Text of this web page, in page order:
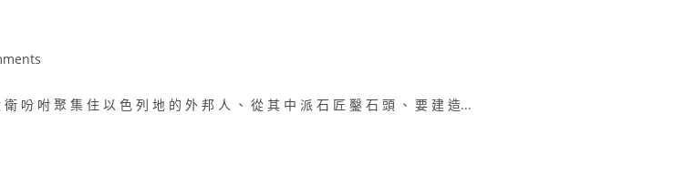
吩 咐 聚 集 住 以 色 列 地 的 外 邦 人 、 從 其 中 派 石 匠 鑿 石 頭 、 要 建 造...